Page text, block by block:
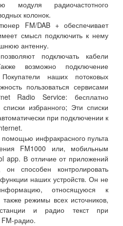
модуля радиочастотного
колонок.
FM/DAB + обеспечивает
смысл подключить к нему
антенну.
подключать кабели
возможно подключение
наших потоковых
пользоваться сервисами
Radio Service: бесплатно
избранного; Эти списки
при подключении к
инфракрасного пульта
FM1000 или, мобильным
app. В отличие от приложений
он способен контролировать
наших устройств. Он не
относящуюся к
также режимы всех источников,
и радио текст при
радио.